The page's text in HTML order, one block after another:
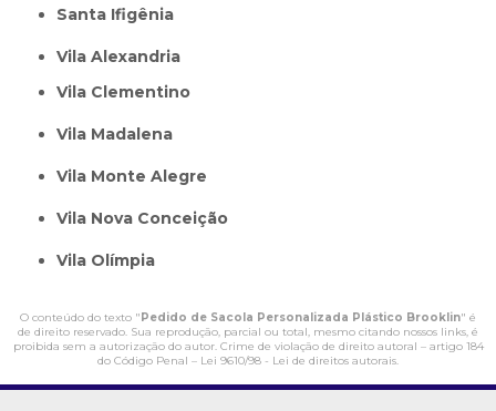
Santa Ifigênia
Vila Alexandria
Vila Clementino
Vila Madalena
Vila Monte Alegre
Vila Nova Conceição
Vila Olímpia
O conteúdo do texto " Pedido de Sacola Personalizada Plástico Brooklin" é
de direito reservado. Sua reprodução, parcial ou total, mesmo citando nossos links, é
proibida sem a autorização do autor. Crime de violação de direito autoral – artigo 184
do Código Penal – Lei 9610/98 - Lei de direitos autorais.